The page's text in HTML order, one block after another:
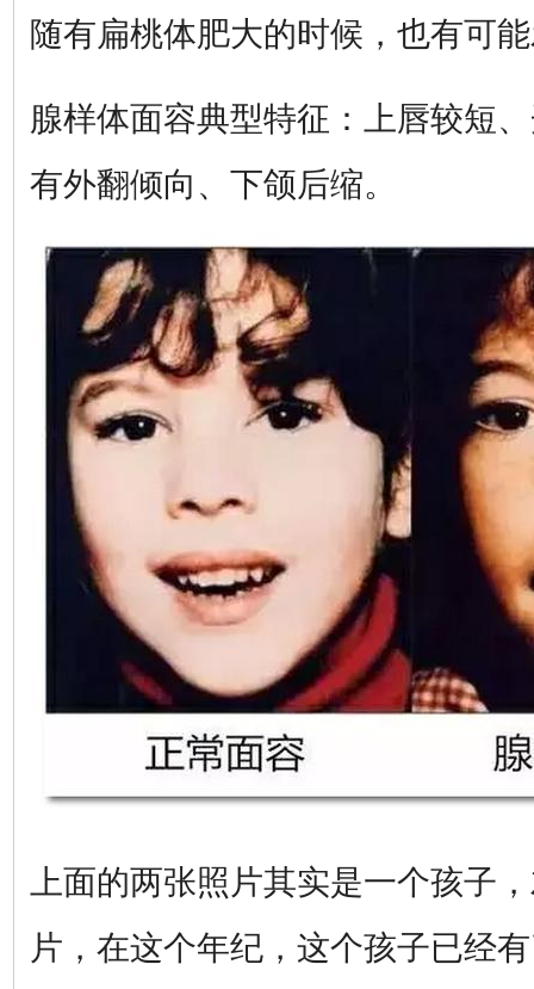
随有扁桃体肥大的时候，也有可
腺样体面容典型特征：上唇较短
有外翻倾向、下颌后缩。
上面的两张照片其实是一个孩子
片，在这个年纪，这个孩子已经